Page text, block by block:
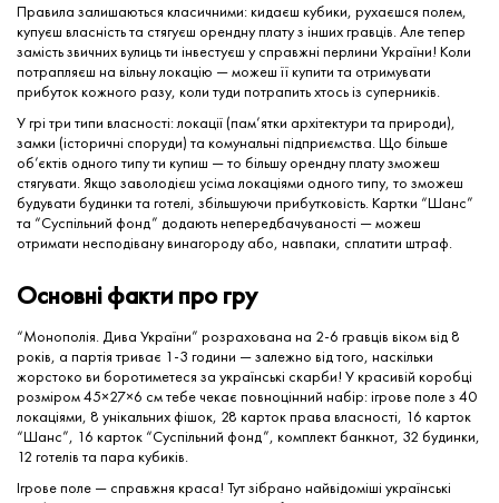
Правила залишаються класичними: кидаєш кубики, рухаєшся полем,
купуєш власність та стягуєш орендну плату з інших гравців. Але тепер
замість звичних вулиць ти інвестуєш у справжні перлини України! Коли
потрапляєш на вільну локацію — можеш її купити та отримувати
прибуток кожного разу, коли туди потрапить хтось із суперників.
У грі три типи власності: локації (пам’ятки архітектури та природи),
замки (історичні споруди) та комунальні підприємства. Що більше
об’єктів одного типу ти купиш — то більшу орендну плату зможеш
стягувати. Якщо заволодієш усіма локаціями одного типу, то зможеш
будувати будинки та готелі, збільшуючи прибутковість. Картки “Шанс”
та “Суспільний фонд” додають непередбачуваності — можеш
отримати несподівану винагороду або, навпаки, сплатити штраф.
Основні факти про гру
“Монополія. Дива України” розрахована на 2-6 гравців віком від 8
років, а партія триває 1-3 години — залежно від того, наскільки
жорстоко ви боротиметеся за українські скарби! У красивій коробці
розміром 45×27×6 см тебе чекає повноцінний набір: ігрове поле з 40
локаціями, 8 унікальних фішок, 28 карток права власності, 16 карток
“Шанс”, 16 карток “Суспільний фонд”, комплект банкнот, 32 будинки,
12 готелів та пара кубиків.
Ігрове поле — справжня краса! Тут зібрано найвідоміші українські